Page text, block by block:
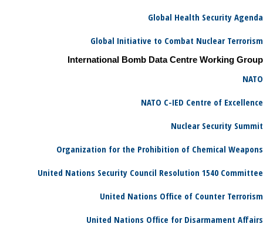
Global Health Security Agenda
Global Initiative to Combat Nuclear Terrorism
International Bomb Data Centre Working Group
NATO
NATO C-IED Centre of Excellence
Nuclear Security Summit
Organization for the Prohibition of Chemical Weapons
United Nations Security Council Resolution 1540 Committee
United Nations Office of Counter Terrorism
United Nations Office for Disarmament Affairs